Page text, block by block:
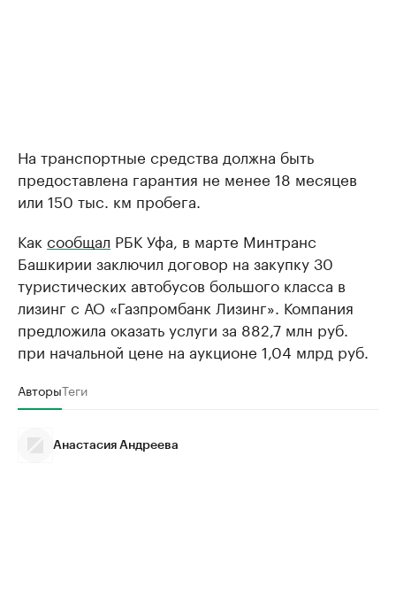
На транспортные средства должна быть
предоставлена гарантия не менее 18 месяцев
или 150 тыс. км пробега.
Как сообщал РБК Уфа, в марте Минтранс
Башкирии заключил договор на закупку 30
туристических автобусов большого класса в
лизинг с АО «Газпромбанк Лизинг». Компания
предложила оказать услуги за 882,7 млн руб.
при начальной цене на аукционе 1,04 млрд руб.
АвторыТеги
Анастасия Андреева